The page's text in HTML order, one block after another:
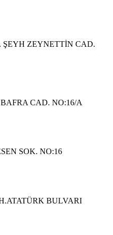
ZEYNETTİN CAD.
CAD. NO:16/A
SOK. NO:16
BULVARI